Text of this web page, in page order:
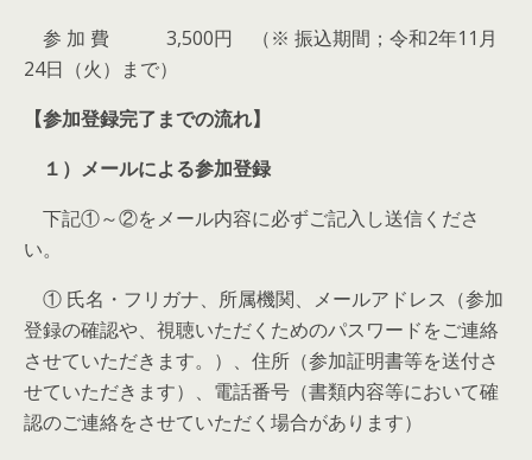
参 加 費 3,500円 （※ 振込期間；令和2年11月
24日（火）まで）
【参加登録完了までの流れ】
１）メールによる参加登録
下記①～②をメール内容に必ずご記入し送信くださ
い。
① 氏名・フリガナ、所属機関、メールアドレス（参加
登録の確認や、視聴いただくためのパスワードをご連絡
させていただきます。）、住所（参加証明書等を送付さ
せていただきます）、電話番号（書類内容等において確
認のご連絡をさせていただく場合があります）